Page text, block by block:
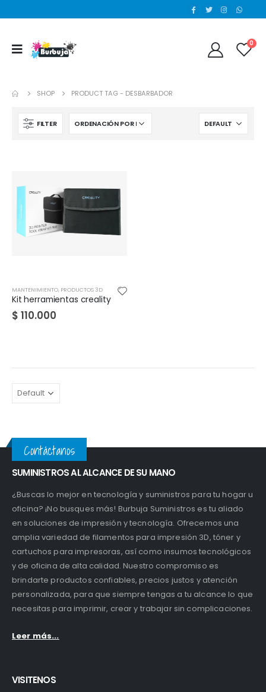
0
SHOP PRODUCT TAG - DESBARBADOR
FILTER
MANTENIMIENTO, PRODUCTOS 3D
Kit herramientas creality
$ 110.000
Contáctanos
SUMINISTROS AL ALCANCE DE SU MANO
¿Buscas lo mejor en tecnología y suministros para tu hogar u
oficina? ¡No busques más! Burbuja Suministros es tu aliado
en soluciones de impresión y tecnología. Ofrecemos una
amplia variedad de filamentos para impresión 3D, tóner y
cartuchos para impresoras, así como insumos tecnológicos
y de oficina de alta calidad. Nuestro compromiso es
brindarte productos confiables, precios justos y atención
personalizada, para que siempre tengas a tu alcance lo que
necesitas para imprimir, crear y trabajar sin complicaciones.
Leer más...
VISITENOS